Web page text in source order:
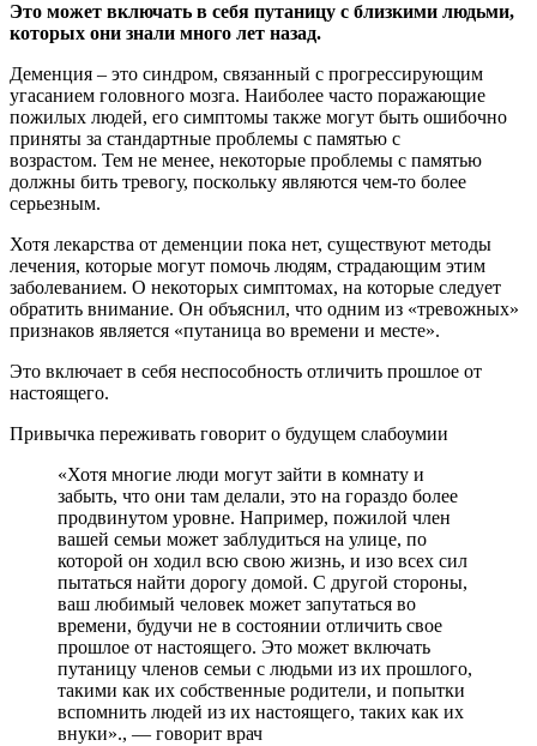
Это может включать в себя путаницу с близкими людьми,
которых они знали много лет назад.
Деменция – это синдром, связанный с прогрессирующим
угасанием головного мозга. Наиболее часто поражающие
пожилых людей, его симптомы также могут быть ошибочно
приняты за стандартные проблемы с памятью с
возрастом. Тем не менее, некоторые проблемы с памятью
должны бить тревогу, поскольку являются чем-то более
серьезным.
Хотя лекарства от деменции пока нет, существуют методы
лечения, которые могут помочь людям, страдающим этим
заболеванием. О некоторых симптомах, на которые следует
обратить внимание. Он объяснил, что одним из «тревожных»
признаков является «путаница во времени и месте».
Это включает в себя неспособность отличить прошлое от
настоящего.
Привычка переживать говорит о будущем слабоумии
«Хотя многие люди могут зайти в комнату и
забыть, что они там делали, это на гораздо более
продвинутом уровне. Например, пожилой член
вашей семьи может заблудиться на улице, по
которой он ходил всю свою жизнь, и изо всех сил
пытаться найти дорогу домой. С другой стороны,
ваш любимый человек может запутаться во
времени, будучи не в состоянии отличить свое
прошлое от настоящего. Это может включать
путаницу членов семьи с людьми из их прошлого,
такими как их собственные родители, и попытки
вспомнить людей из их настоящего, таких как их
внуки»., — говорит врач